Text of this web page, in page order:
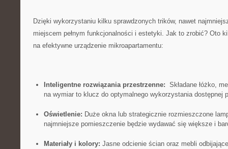
Dzięki wykorzystaniu kilku sprawdzonych trików, nawet
miejscem pełnym⁣ funkcjonalności​ i estetyki. Jak to zrobić? Oto
na efektywne urządzenie mikroapartamentu:
Inteligentne rozwiązania przestrzenne:
Składane łóżko,
na wymiar ⁤to klucz do optymalnego wykorzystania dostępnej​
Oświetlenie: Duże okna lub⁤ strategicznie rozmieszczone
najmniejsze‍ pomieszczenie będzie wydawać się większe‌ i
Materiały ‍i kolory: Jasne odcienie ścian oraz mebli